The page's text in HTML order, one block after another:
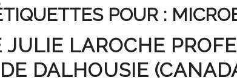
POUR :
LAROCHE
DALHOUSIE